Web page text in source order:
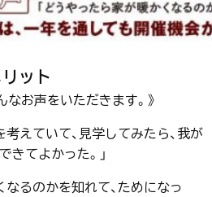
ット
なお声をいただきます。》
えていて、見学してみたら、我が
きてよかった。」
なるのかを知れて、ためになっ